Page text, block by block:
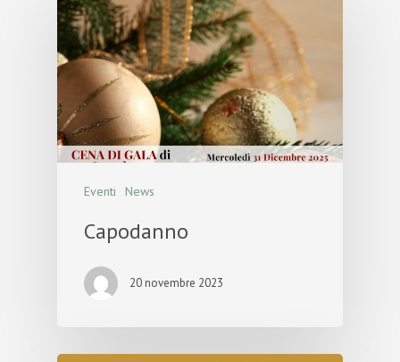
Eventi News
Capodanno
20 novembre 2023